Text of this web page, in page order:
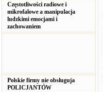
Częstotliwości radiowe i
mikrofalowe a manipulacja
ludzkimi emocjami i
zachowaniem
Polskie firmy nie obsługuja
POLICJANTÓW